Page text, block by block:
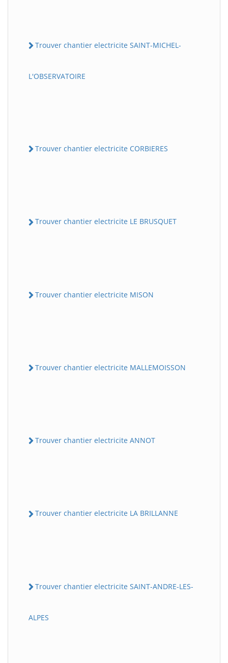
Trouver chantier electricite SAINT-MICHEL-
L'OBSERVATOIRE
Trouver chantier electricite CORBIERES
Trouver chantier electricite LE BRUSQUET
Trouver chantier electricite MISON
Trouver chantier electricite MALLEMOISSON
Trouver chantier electricite ANNOT
Trouver chantier electricite LA BRILLANNE
Trouver chantier electricite SAINT-ANDRE-LES-
ALPES